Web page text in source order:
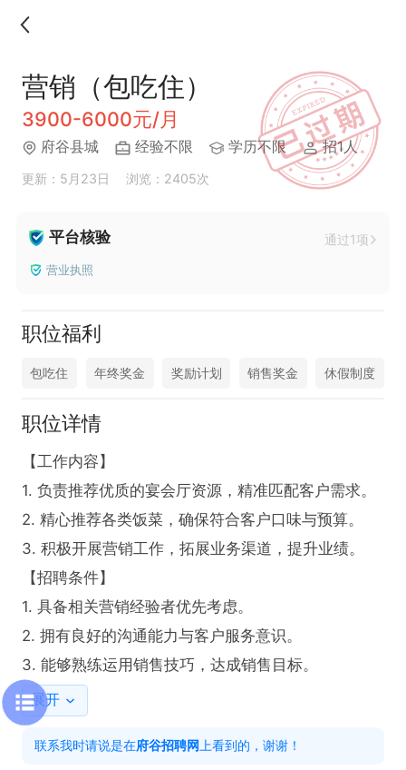
营销（包吃住）
3900-6000元/月
府谷县城 经验不限 学历不限 招1人
更新：5月23日 浏览：2405次
平台核验 通过1项
营业执照
职位福利
包吃住 年终奖金 奖励计划 销售奖金 休假制度
职位详情
【工作内容】
1. 负责推荐优质的宴会厅资源，精准匹配客户需求。
2. 精心推荐各类饭菜，确保符合客户口味与预算。
3. 积极开展营销工作，拓展业务渠道，提升业绩。
【招聘条件】
1. 具备相关营销经验者优先考虑。
2. 拥有良好的沟通能力与客户服务意识。
3. 能够熟练运用销售技巧，达成销售目标。
展开
联系我时请说是在府谷招聘网 上看到的，谢谢！